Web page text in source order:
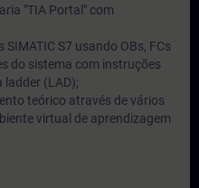
"TIA Portal" com
S7 usando OBs, FCs
do sistema com instruções
ladder (LAD);
teórico através de vários
virtual de aprendizagem